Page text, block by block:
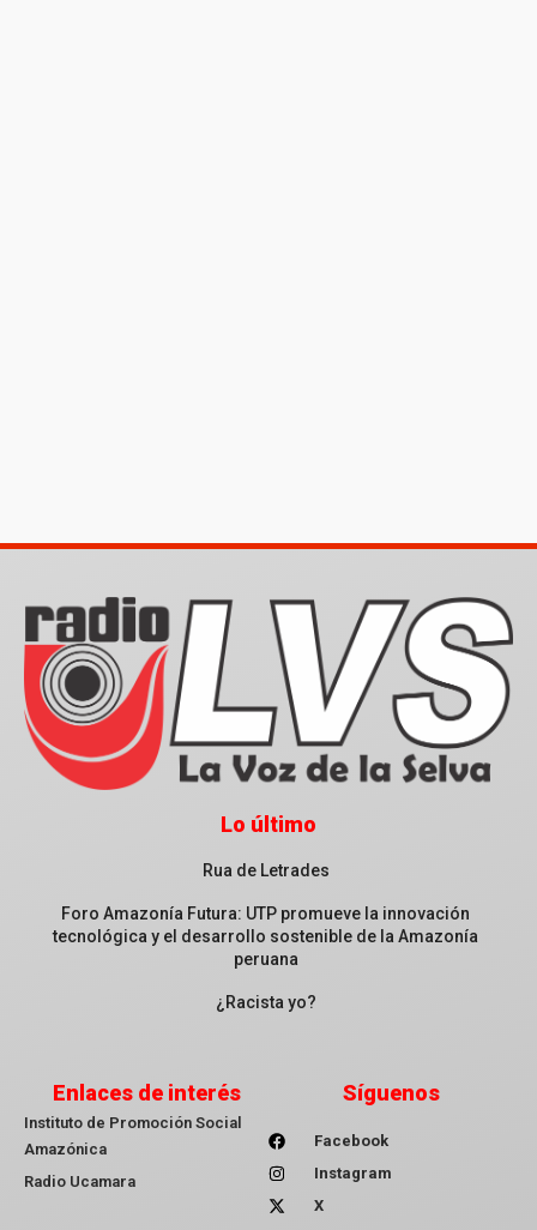
Lo último
Rua de Letrades
Foro Amazonía Futura: UTP promueve la innovación
tecnológica y el desarrollo sostenible de la Amazonía
peruana
¿Racista yo?
Enlaces de interés
Instituto de Promoción Social
Amazónica
Radio Ucamara
Síguenos
Facebook
Instagram
X